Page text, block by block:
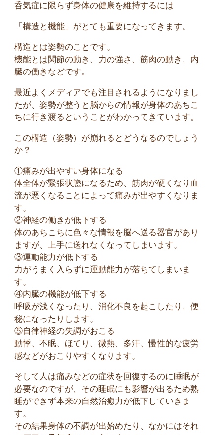
呑気症に限らず身体の健康を維持するには
「構造と機能」がとても重要になってきます。
構造とは姿勢のことです。
機能とは関節の動き、力の強さ、筋肉の動き、内
臓の働きなどです。
最近よくメディアでも注目されるようになりまし
たが、姿勢が整うと脳からの情報が身体のあちこ
ちに行き渡るということがわかってきています。
この構造（姿勢）が崩れるとどうなるのでしょう
か？
①痛みが出やすい身体になる
体全体が緊張状態になるため、筋肉が硬くなり血
流が悪くなることによって痛みが出やすくなりま
す。
②神経の働きが低下する
体のあちこちに色々な情報を脳へ送る器官があり
ますが、上手に送れなくなってしまいます。
③運動能力が低下する
力がうまく入らずに運動能力が落ちてしまいま
す。
④内臓の機能が低下する
呼吸が浅くなったり、消化不良を起こしたり、便
秘になったりします。
⑤自律神経の失調がおこる
動悸、不眠、ほてり、微熱、多汗、慢性的な疲労
感などがおこりやすくなります。
そして人は痛みなどの症状を回復するのに睡眠が
必要なのですが、その睡眠にも影響が出るため熟
睡ができず本来の自然治癒力が低下していきま
す。
その結果身体の不調が出始めたり、なかにはそれ